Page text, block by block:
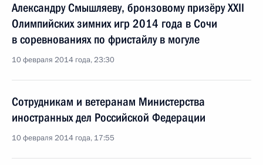
Александру Смышляеву, бронзовому призёру XXII
Олимпийских зимних игр 2014 года в Сочи
в соревнованиях по фристайлу в могуле
10 февраля 2014 года, 23:30
Сотрудникам и ветеранам Министерства
иностранных дел Российской Федерации
10 февраля 2014 года, 17:55